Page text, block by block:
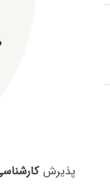
پذیرش